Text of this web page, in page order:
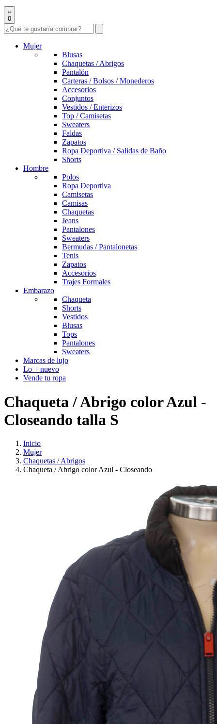
0
Mujer
Blusas
Chaquetas / Abrigos
Pantalón
Carteras / Bolsos / Monederos
Accesorios
Conjuntos
Vestidos / Enterizos
Top / Camisetas
Sweaters
Faldas
Zapatos
Ropa Deportiva / Salidas de Baño
Shorts
Hombre
Polos
Ropa Deportiva
Camisetas
Camisas
Chaquetas
Jeans
Pantalones
Sweaters
Bermudas / Pantalonetas
Tenis
Zapatos
Accesorios
Trajes Formales
Embarazo
Chaqueta
Shorts
Vestidos
Blusas
Tops
Pantalones
Sweaters
Marcas de lujo
Lo + nuevo
Vende tu ropa
Chaqueta / Abrigo color Azul -
Closeando talla S
Inicio
Mujer
Chaquetas / Abrigos
Chaqueta / Abrigo color Azul - Closeando